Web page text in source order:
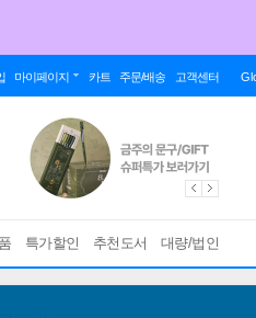
마이페이지 카트 주문/배송 고객센터
특가할인 추천도서 대량/법인